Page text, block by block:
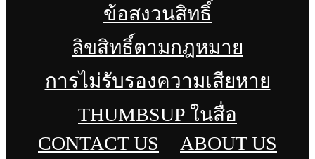
ข้อสงวนสิทธิ์
ลิขสิทธิ์ตามกฎหมาย
การไม่รับรองความเสียหาย
THUMBSUP ในสื่อ
CONTACT US
ABOUT US